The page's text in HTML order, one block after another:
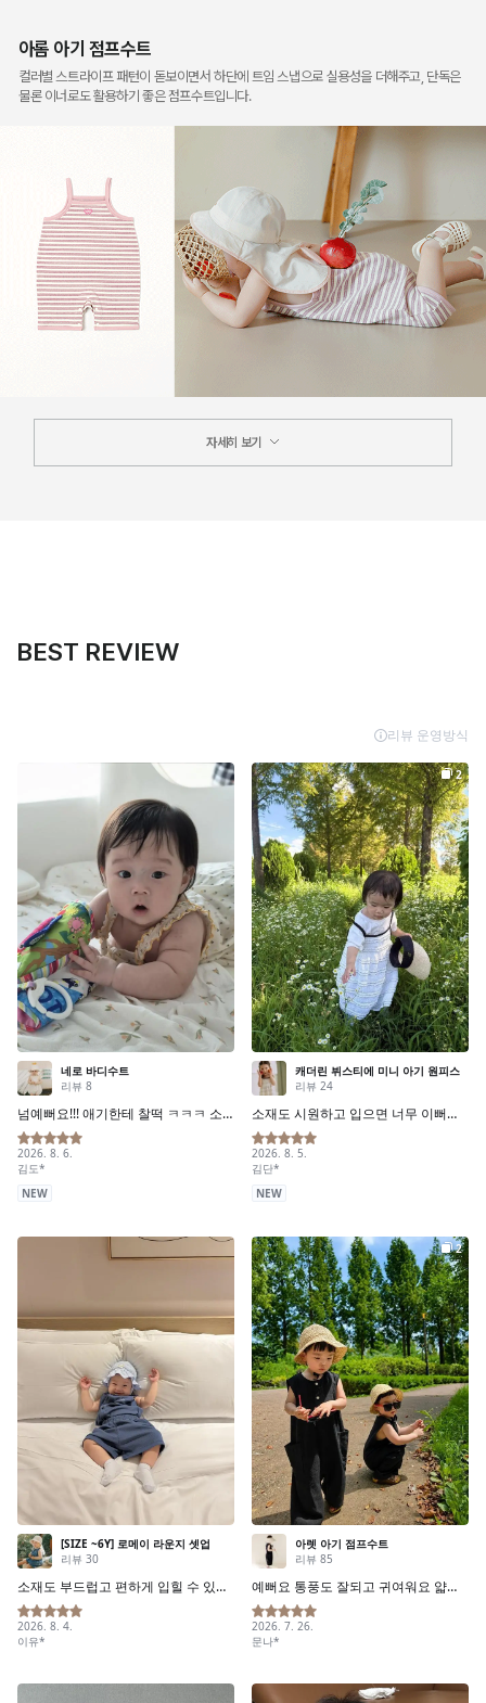
아롬 아기 점프수트
컬러별 스트라이프 패턴이 돋보이면서 하단에 트임 스냅으로 실용성을 더해주고, 단독은
물론 이너로도 활용하기 좋은 점프수트입니다.
자세히 보기
BEST REVIEW